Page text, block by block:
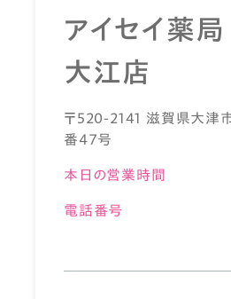
アイセイ薬
大江店
〒520-2141 滋賀県大津
番４７号
本日の営業時間
電話番号